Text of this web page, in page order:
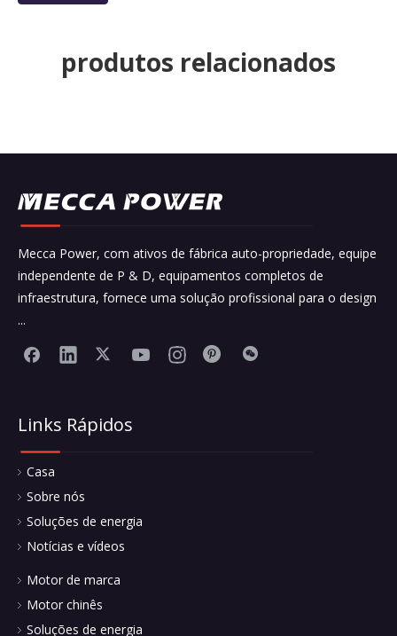
produtos relacionados
Mecca Power, com ativos de fábrica auto-propriedade, equipe
independente de P & D, equipamentos completos de
infraestrutura, fornece uma solução profissional para o design
...
Links Rápidos
Casa
Sobre nós
Soluções de energia
Notícias e vídeos
Motor de marca
Motor chinês
Soluções de energia